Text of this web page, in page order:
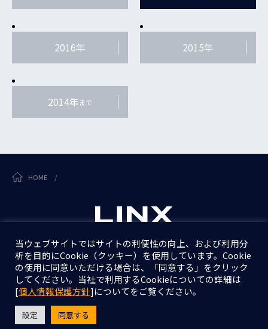
2016年 2015年
2014年まで
HOME /
個人情報保護方針
情報セキュリティ基本方針
Copyright © LINX Corporation. All Rights Reserved.
当ウェブサイトではサイトの利便性の向上、および利用分
析を目的にCookie（クッキー）を使用しています。Cookie
の使用に同意いただける場合は、「同意する」をクリック
してください。当社で利用するCookieについての詳細は
[個人情報保護方針]についてをご覧ください。
設定 同意する